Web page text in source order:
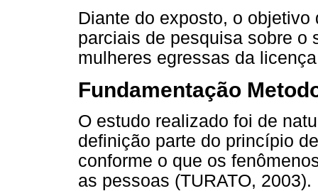
Diante do exposto, o
parciais de pesquisa sobre o
mulheres egressas da
Fundamentação
O estudo realizado foi de
definição parte do princípio
conforme o que os
as pessoas (TURATO, 2003).